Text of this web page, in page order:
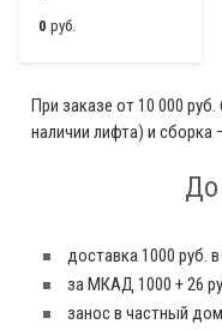
0 руб.
При заказе от 10 000
наличии лифта) и
До
доставка 1000 руб.
за МКАД 1000 + 26
занос в частный